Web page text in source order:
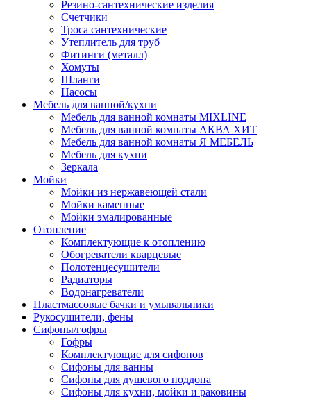
Резино-сантехнические изделия
Счетчики
Троса сантехнические
Утеплитель для труб
Фитинги (металл)
Хомуты
Шланги
Насосы
Мебель для ванной/кухни
Мебель для ванной комнаты MIXLINE
Мебель для ванной комнаты АКВА ХИТ
Мебель для ванной комнаты Я МЕБЕЛЬ
Мебель для кухни
Зеркала
Мойки
Мойки из нержавеющей стали
Мойки каменные
Мойки эмалированные
Отопление
Комплектующие к отоплению
Обогреватели кварцевые
Полотенцесушители
Радиаторы
Водонагреватели
Пластмассовые бачки и умывальники
Рукосушители, фены
Сифоны/гофры
Гофры
Комплектующие для сифонов
Сифоны для ванны
Сифоны для душевого поддона
Сифоны для кухни, мойки и раковины